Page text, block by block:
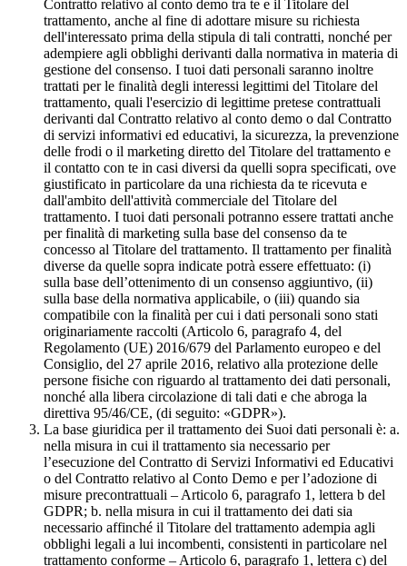
Contratto relativo al conto demo tra te e il Titolare del
trattamento, anche al fine di adottare misure su richiesta
dell'interessato prima della stipula di tali contratti, nonché per
adempiere agli obblighi derivanti dalla normativa in materia di
gestione del consenso. I tuoi dati personali saranno inoltre
trattati per le finalità degli interessi legittimi del Titolare del
trattamento, quali l'esercizio di legittime pretese contrattuali
derivanti dal Contratto relativo al conto demo o dal Contratto
di servizi informativi ed educativi, la sicurezza, la prevenzione
delle frodi o il marketing diretto del Titolare del trattamento e
il contatto con te in casi diversi da quelli sopra specificati, ove
giustificato in particolare da una richiesta da te ricevuta e
dall'ambito dell'attività commerciale del Titolare del
trattamento. I tuoi dati personali potranno essere trattati anche
per finalità di marketing sulla base del consenso da te
concesso al Titolare del trattamento. Il trattamento per finalità
diverse da quelle sopra indicate potrà essere effettuato: (i)
sulla base dell’ottenimento di un consenso aggiuntivo, (ii)
sulla base della normativa applicabile, o (iii) quando sia
compatibile con la finalità per cui i dati personali sono stati
originariamente raccolti (Articolo 6, paragrafo 4, del
Regolamento (UE) 2016/679 del Parlamento europeo e del
Consiglio, del 27 aprile 2016, relativo alla protezione delle
persone fisiche con riguardo al trattamento dei dati personali,
nonché alla libera circolazione di tali dati e che abroga la
direttiva 95/46/CE, (di seguito: «GDPR»).
La base giuridica per il trattamento dei Suoi dati personali è: a.
nella misura in cui il trattamento sia necessario per
l’esecuzione del Contratto di Servizi Informativi ed Educativi
o del Contratto relativo al Conto Demo e per l’adozione di
misure precontrattuali – Articolo 6, paragrafo 1, lettera b del
GDPR; b. nella misura in cui il trattamento dei dati sia
necessario affinché il Titolare del trattamento adempia agli
obblighi legali a lui incombenti, consistenti in particolare nel
trattamento conforme – Articolo 6, paragrafo 1, lettera c) del